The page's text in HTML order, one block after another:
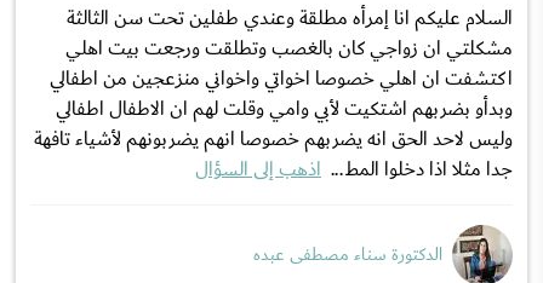
السلام عليكم انا إمرأه مطلقة وعندي طفلين تحت سن الثالثة
مشكلتي ان زواجي كان بالغصب وتطلقت ورجعت بيت اهلي
اكتشفت ان اهلي خصوصا اخواتي واخواني منزعجين من اطفالي
وبدأو بضربهم اشتكيت لأبي وامي وقلت لهم ان الاطفال اطفالي
وليس لاحد الحق انه يضربهم خصوصا انهم يضربونهم لأشياء تافهة
جدا مثلا اذا دخلوا المط... اذهب إلى السؤال
الدكتورة سناء مصطفى عبده